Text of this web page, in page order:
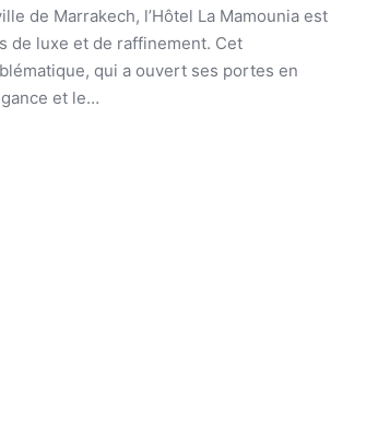
de Marrakech, l’Hôtel La Mamounia est
de luxe et de raffinement. Cet
qui a ouvert ses portes en
et le…